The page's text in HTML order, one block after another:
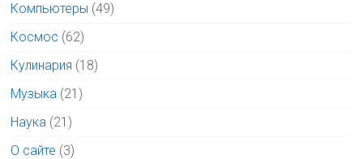
Компьютеры (49)
Космос (62)
Кулинария (18)
Музыка (21)
Наука (21)
О сайте (3)